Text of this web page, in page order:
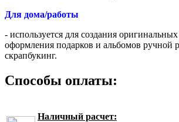
Для дома/работы
- используется для создания
оформления подарков и альбомов ручной
скрапбукинг.
Способы оплаты:
Наличный расчет: